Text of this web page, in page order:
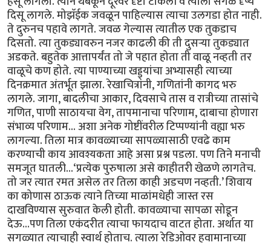
दिसू लागले. मोझॅईक जवळून पाहिल्यास त्याचा उलगडा होत नाही.
ते दुरुनच पहावे लागते. जवळ गेल्यास त्यातील एक तुकडाच
दिसतो. त्या तुकड्यावरुन नजर काढली की ती दुसर्‍या तुकड्यात
अडकते. बहुतेक आत्तापर्यंत तो जे पहात होता ती वाळू नव्हती तर
वाळूचे कण होते. त्या पाण्याच्या खड्ड्यांचा अभ्यासही त्याच्या
दिनक्रमात अंतर्भूत झाला. रेखाचित्रांनी, गणितांनी कागद भरु
लागले. जागा, बादलीचा आकार, दिवसाचे तास व रात्रीच्या तासांचे
गणित, पाणी साठायचा वेग, तापमानाचा परिणाम, दाबाचा होणारा
संभाव्य परिणाम... अशा अनेक गोष्टींवरील टिप्पण्यांनी वह्या भरु
लागल्या. तिला मात्र कावळ्याच्या सापळ्यासाठी एवढे काम
करण्याची काय आवश्यकता आहे असा प्रश्न पडला. पण तिने मनाची
समजूत घातली...‘प्रत्येक पुरुषाला असे काहीतरी खेळणे लागतेच.
तो जर त्यात रमत असेल तर तिला काही अडचण नव्हती.’ शिवाय
का कोणास ठाऊक त्याने तिच्या माळांमधेही जास्त रस
दाखविण्यास सुरुवात केली होती. कावळ्याचा सापळा सोडून
देऊ...पण तिला एकंदरीत त्याचा फायदाच वाटत होता. अर्थात या
सगळ्यात त्याचाही स्वार्थ होताच. त्याला रेडिओवर हवामानाच्या